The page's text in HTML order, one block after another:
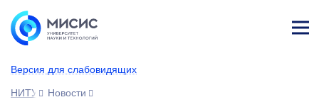
Версия для слабовидящих
НИТУ МИСИС
Новости